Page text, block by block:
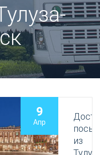
9
Апр
из